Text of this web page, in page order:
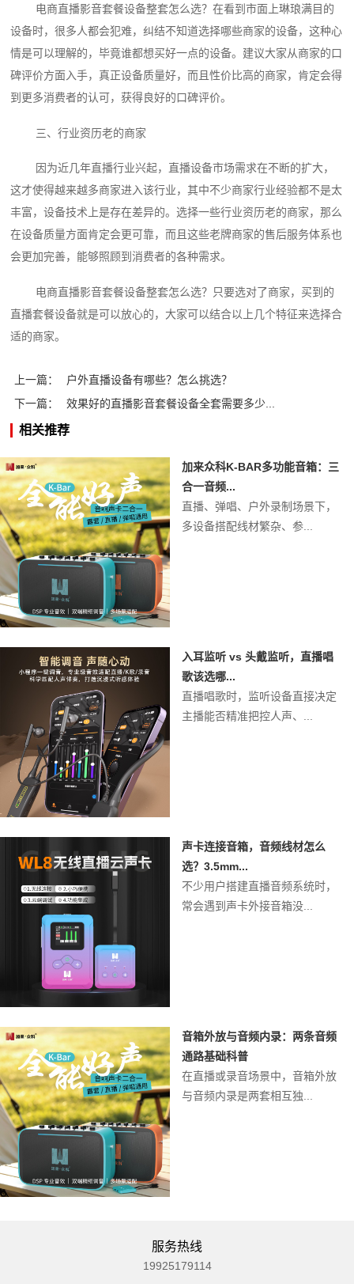
电商直播影音套餐设备整套怎么选？在看到市面上琳琅满目的
设备时，很多人都会犯难，纠结不知道选择哪些商家的设备，这种心
情是可以理解的，毕竟谁都想买好一点的设备。建议大家从商家的口
碑评价方面入手，真正设备质量好，而且性价比高的商家，肯定会得
到更多消费者的认可，获得良好的口碑评价。
三、行业资历老的商家
因为近几年直播行业兴起，直播设备市场需求在不断的扩大，
这才使得越来越多商家进入该行业，其中不少商家行业经验都不是太
丰富，设备技术上是存在差异的。选择一些行业资历老的商家，那么
在设备质量方面肯定会更可靠，而且这些老牌商家的售后服务体系也
会更加完善，能够照顾到消费者的各种需求。
电商直播影音套餐设备整套怎么选？只要选对了商家，买到的
直播套餐设备就是可以放心的，大家可以结合以上几个特征来选择合
适的商家。‍
上一篇：
户外直播设备有哪些？怎么挑选？
下一篇：
效果好的直播影音套餐设备全套需要多少...
相关推荐
加来众科K-BAR多功能音箱：三
合一音频...
直播、弹唱、户外录制场景下，
多设备搭配线材繁杂、参...
入耳监听 vs 头戴监听，直播唱
歌该选哪...
直播唱歌时，监听设备直接决定
主播能否精准把控人声、...
声卡连接音箱，音频线材怎么
选？3.5mm...
不少用户搭建直播音频系统时，
常会遇到声卡外接音箱没...
音箱外放与音频内录：两条音频
通路基础科普
在直播或录音场景中，音箱外放
与音频内录是两套相互独...
服务热线
19925179114